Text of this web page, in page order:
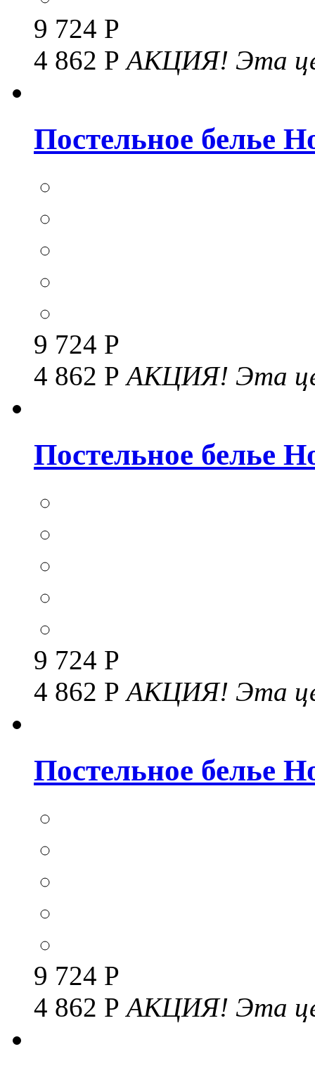
9 724 Р
4 862 РАКЦИЯ! Эта
Постельное белье
9 724 Р
4 862 РАКЦИЯ! Эта
Постельное белье
9 724 Р
4 862 РАКЦИЯ! Эта
Постельное белье
9 724 Р
4 862 Р АКЦИЯ! Эта